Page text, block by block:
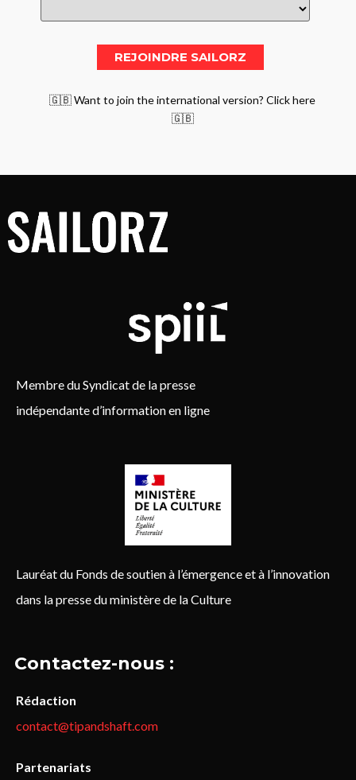
🇬🇧 Want to join the international version? Click here
🇬🇧
Membre du Syndicat de la presse
indépendante d’information en ligne
Lauréat du Fonds de soutien à l’émergence et à l’innovation
dans la presse du ministère de la Culture
Contactez-nous :
Rédaction
contact@tipandshaft.com
Partenariats